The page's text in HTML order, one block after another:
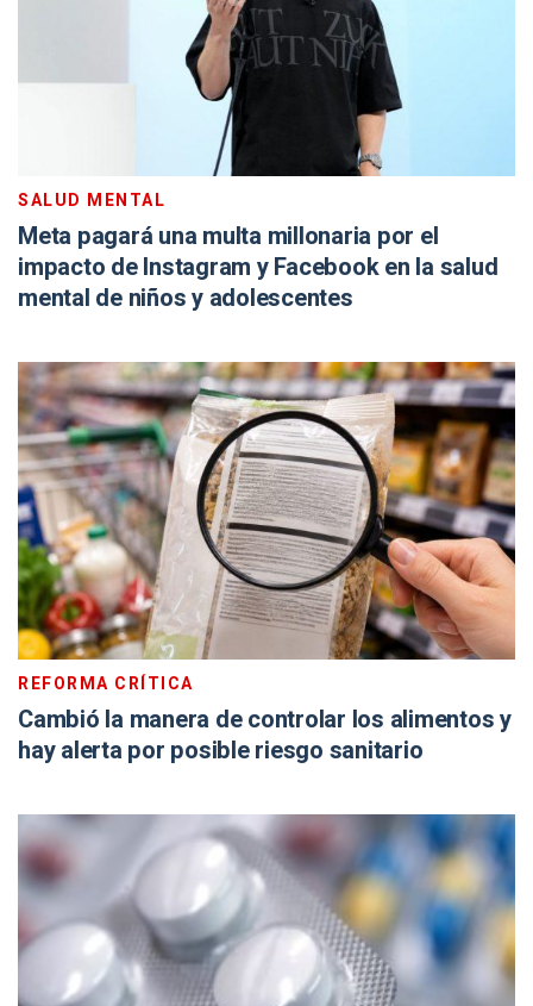
SALUD MENTAL
Meta pagará una multa millonaria por el
impacto de Instagram y Facebook en la salud
mental de niños y adolescentes
REFORMA CRÍTICA
Cambió la manera de controlar los alimentos y
hay alerta por posible riesgo sanitario